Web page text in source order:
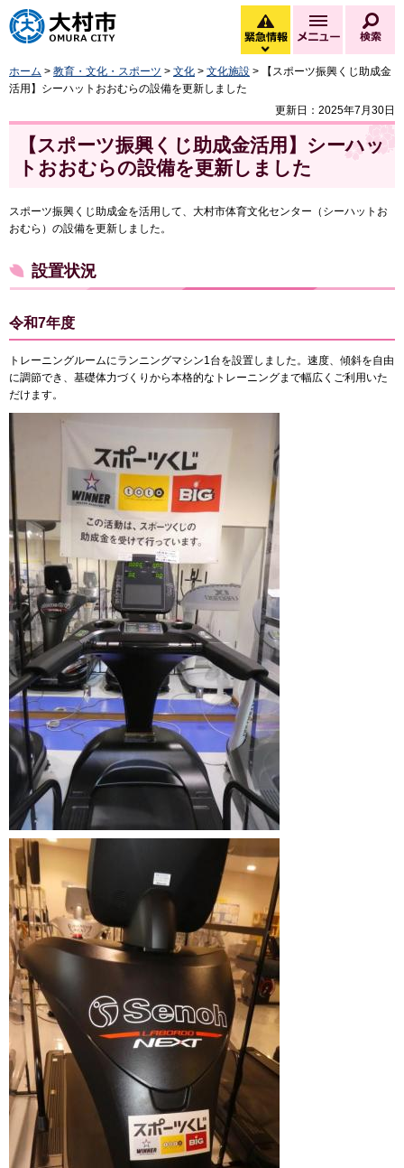
大村市
緊急情報
緊急情報を開く
メニュー
ホーム > 教育・文化・スポーツ > 文化 > 文化施設 > 【スポーツ振興くじ助成金
活用】シーハットおおむらの設備を更新しました
更新日：2025年7月30日
【スポーツ振興くじ助成金活用】シーハッ
トおおむらの設備を更新しました
スポーツ振興くじ助成金を活用して、大村市体育文化センター（シーハットお
おむら）の設備を更新しました。
設置状況
令和7年度
トレーニングルームにランニングマシン1台を設置しました。速度、傾斜を自由
に調節でき、基礎体力づくりから本格的なトレーニングまで幅広くご利用いた
だけます。